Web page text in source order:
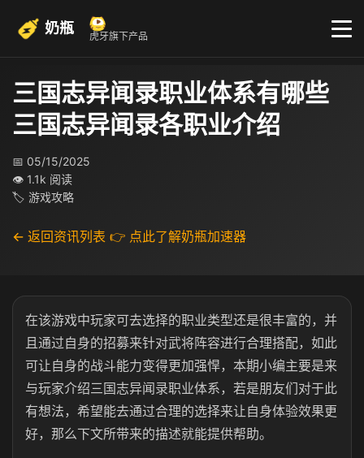
奶瓶 虎牙旗下产品
三国志异闻录职业体系有哪些
三国志异闻录各职业介绍
📅 05/15/2025
👁 1.1k 阅读
🏷 游戏攻略
← 返回资讯列表 👉 点此了解奶瓶加速器
在该游戏中玩家可去选择的职业类型还是很丰富的，并
且通过自身的招募来针对武将阵容进行合理搭配，如此
可让自身的战斗能力变得更加强悍，本期小编主要是来
与玩家介绍三国志异闻录职业体系，若是朋友们对于此
有想法，希望能去通过合理的选择来让自身体验效果更
好，那么下文所带来的描述就能提供帮助。